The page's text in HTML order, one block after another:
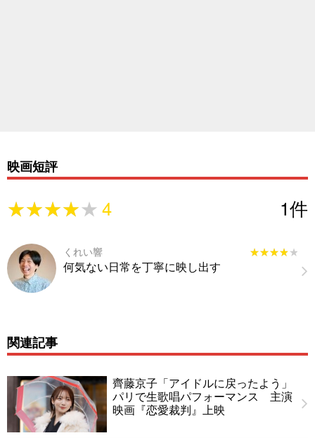
映画短評
★★★★★
★★★★★4 1件
くれい響 ★★★★★
★★★★★
何気ない日常を丁寧に映し出す
関連記事
齊藤京子「アイドルに戻ったよう」
パリで生歌唱パフォーマンス 主演
映画『恋愛裁判』上映